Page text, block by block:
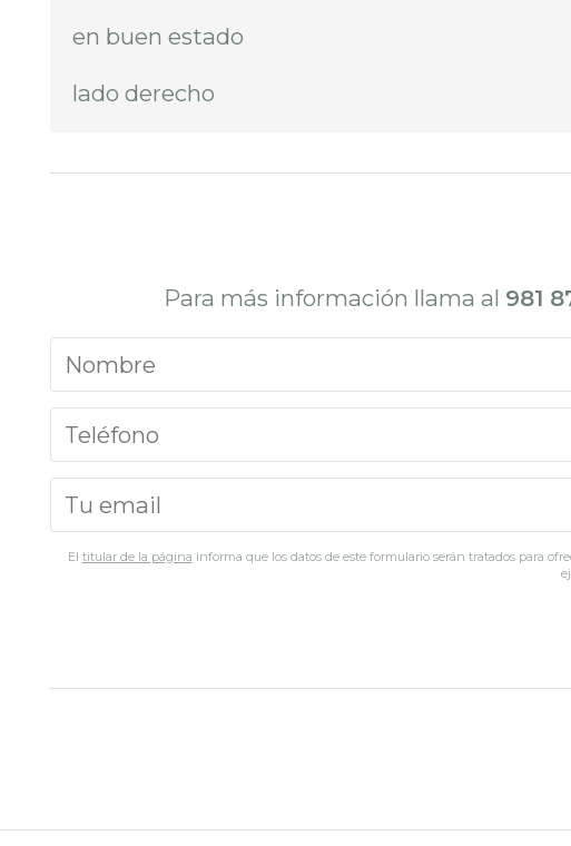
en buen estado
lado derecho
Para más información llama al 981
El titular de la página informa que los datos de este formulario serán tratados para